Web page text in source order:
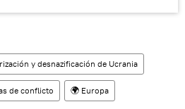
y desnazificación de Ucrania
de conflicto 🌍 Europa